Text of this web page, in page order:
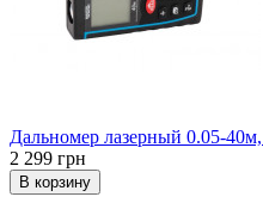
Дальномер лазерный 0.05-
2 299 грн
В корзину